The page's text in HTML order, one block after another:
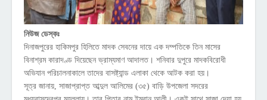
নিউজ ডেস্কঃ
দিনাজপুরের হাকিমপুর হিলিতে মাদক সেবনের দায়ে এক দম্পতিকে তিন মাসের
বিনাশ্রম কারাদণ্ড দিয়েছেন ভ্রাম্যমাণ আদালত। শনিবার দুপুরে মাদকবিরোধী
অভিযান পরিচালনাকালে তাদের বাসষ্ট্যান্ড এলাকা থেকে আটক করা হয়।
সূত্র জানায়, সাজাপ্রাপ্ত আব্দুল আলিমের (৩৫) বাড়ি উপজেলা সদরের